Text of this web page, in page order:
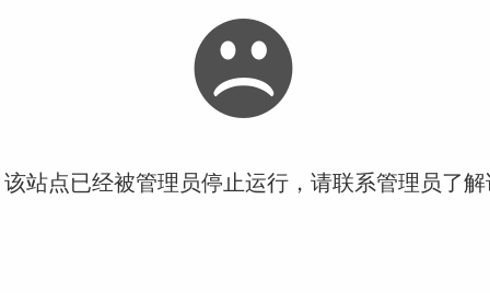
站点已经被管理员停止运行，请联系管理员了